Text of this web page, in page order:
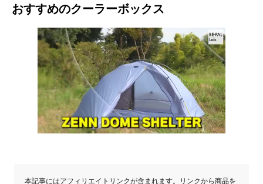
おすすめのクーラーボックス
本記事にはアフィリエイトリンクが含まれます。リンクから商品を